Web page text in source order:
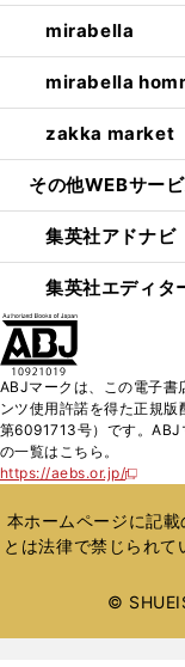
mirabella
mirabella
zakka market
その他WEBサー
集英社アドナビ
集英社エディタ
ABJマークは、この電子書
ンツ使用許諾を得た正規
第6091713号）です。ABJ
の一覧はこちら。
https://aebs.or.jp/
新
い
ウ
ィ
ウ
本ホームページに記
とは法律で禁じられ
©